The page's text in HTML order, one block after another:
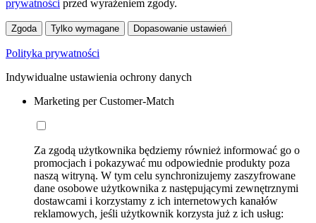
prywatności przed wyrażeniem zgody.
Zgoda Tylko wymagane Dopasowanie ustawień
Polityka prywatności
Indywidualne ustawienia ochrony danych
Marketing per Customer-Match
Za zgodą użytkownika będziemy również informować go o
promocjach i pokazywać mu odpowiednie produkty poza
naszą witryną. W tym celu synchronizujemy zaszyfrowane
dane osobowe użytkownika z następującymi zewnętrznymi
dostawcami i korzystamy z ich internetowych kanałów
reklamowych, jeśli użytkownik korzysta już z ich usług: